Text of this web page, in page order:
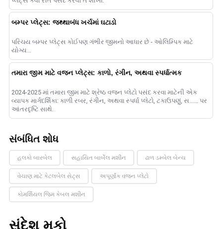
બમ્પર પ્લેટ્સ: જથ્થાબંધ ખર્ચમાં ઘટાડો
પરિચય બમ્પર પ્લેટ્સ કોઈપણ ગંભીર જીમનો આધાર છે - ઓલિમ્પિક માટે
યોગ્ય...
તમારા જીમ માટે વજન પ્લેટ્સ: કાળો, રંગીન, અથવા સ્પર્ધાત્મક
2024-2025 માં તમારા જીમ માટે શ્રેષ્ઠ વજન પ્લેટો પસંદ કરવા માટેની એક
વ્યાપક માર્ગદર્શિકા: કાળી રબર, રંગીન, અથવા સ્પર્ધા પ્લેટો, ટકાઉપણું, સ...... પર
આંતરદૃષ્ટિ સાથે.
સંબંધિત શોધ
હલકો બારબેલ સહાયિત બાર્બેલ મશીન ઢાળ ડમ્બેલ બેન્ચ
વેચાણ માટે કેટલબેલ સેટ્સ અપૂર્ણાંક વજન પ્લેટો
કોમર્શિયલ જિમ કેબલ મશીન
સંદેશ મૂકો